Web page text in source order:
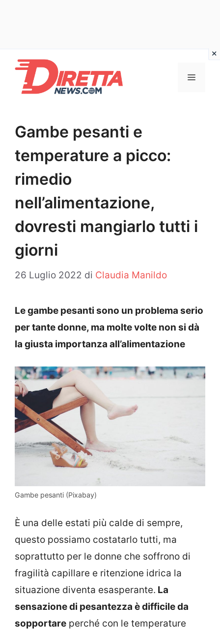
contenuto
Menu
Gambe pesanti e
temperature a picco:
rimedio
nell’alimentazione,
dovresti mangiarlo tutti i
giorni
26 Luglio 2022 di Claudia Manildo
Le gambe pesanti sono un problema serio
per tante donne, ma molte volte non si dà
la giusta importanza all’alimentazione
Gambe pesanti (Pixabay)
È una delle estati più calde di sempre,
questo possiamo costatarlo tutti, ma
soprattutto per le donne che soffrono di
fragilità capillare e ritenzione idrica la
situazione diventa esasperante. La
sensazione di pesantezza è difficile da
sopportare perché con le temperature